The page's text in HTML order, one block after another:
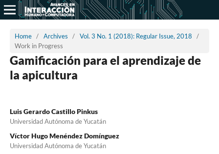
Home / Archives / Vol. 3 No. 1 (2018): Regular Issue, 2018
/
Work in Progress
Gamificación para el aprendizaje de
la apicultura
Luis Gerardo Castillo Pinkus
Universidad Autónoma de Yucatán
Víctor Hugo Menéndez Domínguez
Universidad Autónoma de Yucatán